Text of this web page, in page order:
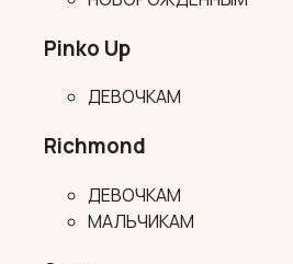
Pinko Up
ДЕВОЧКАМ
Richmond
ДЕВОЧКАМ
МАЛЬЧИКАМ